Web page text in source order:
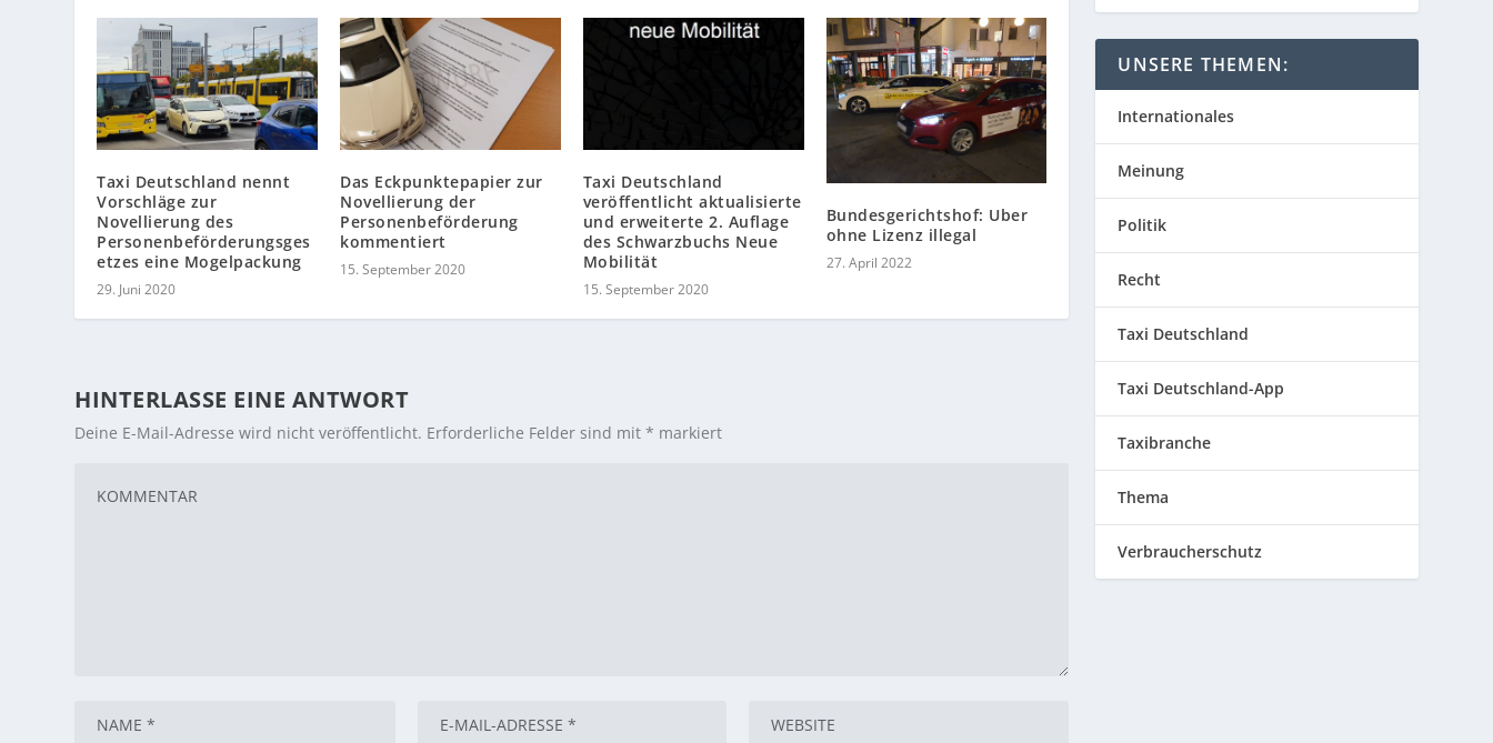
Taxi Deutschland nennt
Vorschläge zur
Novellierung des
Personenbeförderungsges
etzes eine Mogelpackung
29. Juni 2020
Das Eckpunktepapier zur
Novellierung der
Personenbeförderung
kommentiert
15. September 2020
Taxi Deutschland
veröffentlicht aktualisierte
und erweiterte 2. Auflage
des Schwarzbuchs Neue
Mobilität
15. September 2020
Bundesgerichtshof: Uber
ohne Lizenz illegal
27. April 2022
HINTERLASSE EINE ANTWORT
Deine E-Mail-Adresse wird nicht veröffentlicht. Erforderliche Felder sind mit* markiert
UNSERE THEMEN:
Internationales
Meinung
Politik
Recht
Taxi Deutschland
Taxi Deutschland-App
Taxibranche
Thema
Verbraucherschutz